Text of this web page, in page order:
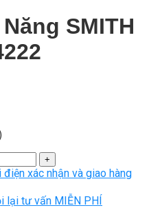
SMITH
điện xác nhận và giao hàng
lại tư vấn MIỄN PHÍ